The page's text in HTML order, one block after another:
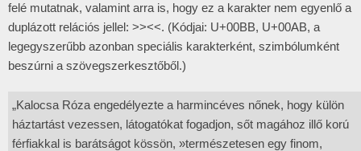
felé mutatnak, valamint arra is, hogy ez a karakter nem egyenlő a
duplázott relációs jellel: >><<. (Kódjai: U+00BB, U+00AB, a
legegyszerűbb azonban speciális karakterként, szimbólumként
beszúrni a szövegszerkesztőből.)
„Kalocsa Róza engedélyezte a harmincéves nőnek, hogy külön
háztartást vezessen, látogatókat fogadjon, sőt magához illő korú
férfiakkal is barátságot kössön, »természetesen egy finom,